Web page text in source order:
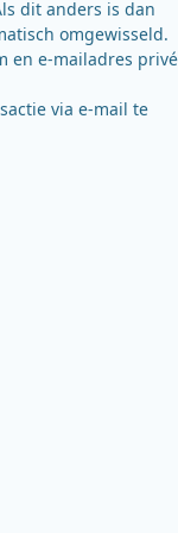
dit anders is dan
omgewisseld.
en e-mailadres privé
via e-mail te